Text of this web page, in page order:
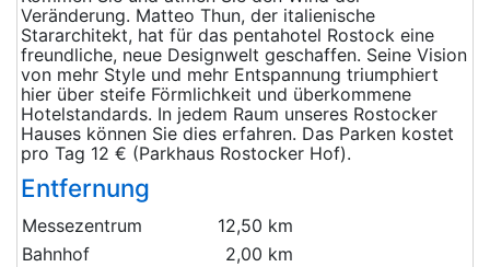
Veränderung. Matteo Thun, der italienische
Stararchitekt, hat für das pentahotel Rostock eine
freundliche, neue Designwelt geschaffen. Seine Vision
von mehr Style und mehr Entspannung triumphiert
hier über steife Förmlichkeit und überkommene
Hotelstandards. In jedem Raum unseres Rostocker
Hauses können Sie dies erfahren. Das Parken kostet
pro Tag 12 € (Parkhaus Rostocker Hof).
Entfernung
Messezentrum
12,50 km
Bahnhof
2,00 km